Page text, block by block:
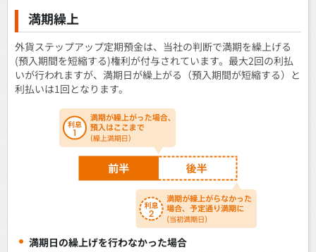
満期繰上
外貨ステップアップ定期預金は、当社の判断で満期を繰上げる
(預入期間を短縮する)権利が付与されています。最大2回の利払
いが行われますが、満期日が繰上がる（預入期間が短縮する）と
利払いは1回となります。
満期日の繰上げを行わなかった場合